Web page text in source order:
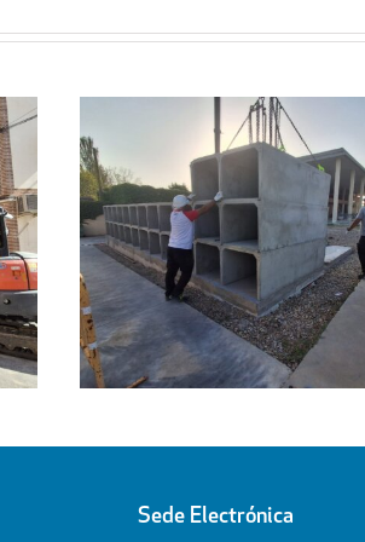
Regresa a sus hogares
de personas
Pabellón
Sede Electrónica